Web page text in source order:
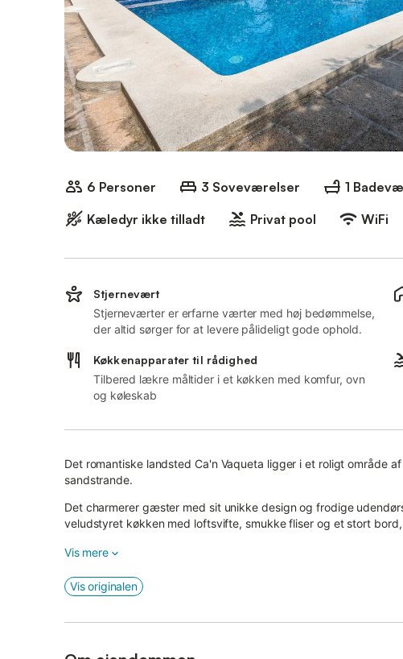
6 Personer 3 Soveværelser 1
Kæledyr ikke tilladt
Privat pool WiFi
Stjernevært
Stjerneværter er erfarne værter med høj bedømmelse,
der altid sørger for at levere pålideligt gode ophold.
Køkkenapparater til rådighed
Tilbered lækre måltider i et køkken med komfur, ovn
og køleskab
Det romantiske landsted Ca'n Vaqueta ligger i et roligt område
sandstrande.
Det charmerer gæster med sit unikke design og frodige
veludstyret køkken med loftsvifte, smukke fliser og et stort
Et soveværelse har en dobbeltseng, mens de andre har
Et af værelserne er på den charmerende hems med
Vis mere
Vis originalen